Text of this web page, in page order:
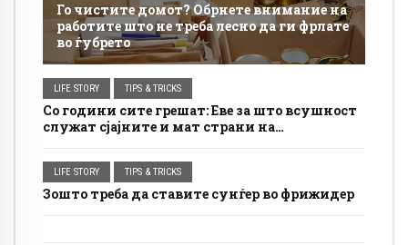
Го чистите домот? Обрнете внимание на
работите што не треба лесно да ги фрлате
во ѓубрето
LIFE STORY TIPS & TRICKS
Со години сите грешат: Еве за што всушност
служат сјајните и мат страни на
LIFE STORY TIPS & TRICKS
Зошто треба да ставите сунѓер во фрижидер